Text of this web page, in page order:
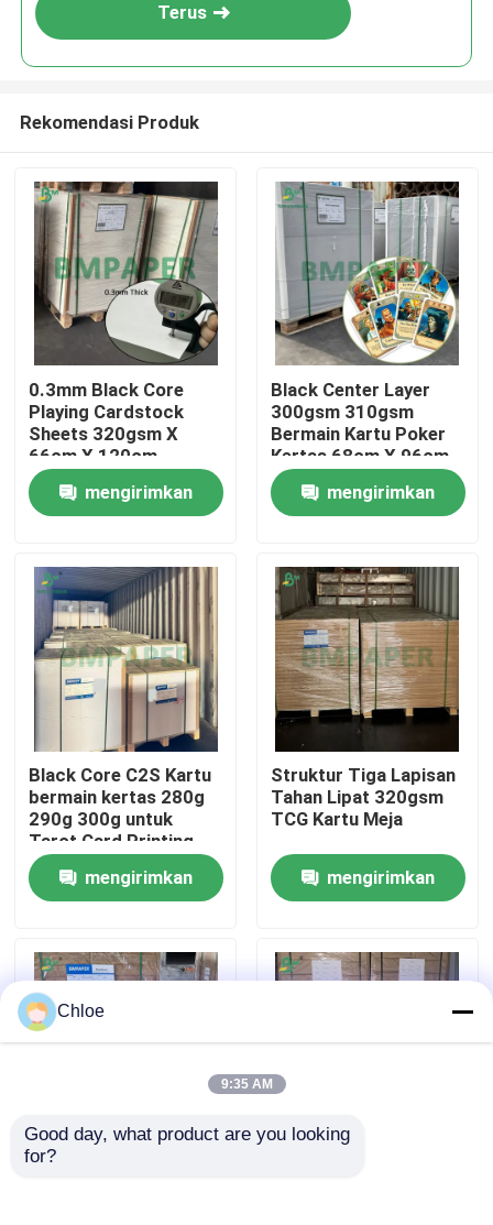
Rumah
Produk
Tentang kita
Wisata pabrik
Kontrol kualitas
Berita
Kertas Plotter CAD
Terus
Rekomendasi Produk
0.3mm Black Core
Playing Cardstock
Sheets 320gsm X
66cm X 120cm
Premium Printing
mengirimkan
Black Center Layer
300gsm 310gsm
Bermain Kartu Poker
Kertas 68cm X 96cm
mengirimkan
Black Core C2S Kartu
bermain kertas 280g
290g 300g untuk
Tarot Card Printing
mengirimkan
Struktur Tiga Lapisan
Tahan Lipat 320gsm
TCG Kartu Meja
mengirimkan
280g 290g 300g tahan
Chloe
9:35 AM
Good day, what product are you looking
for?